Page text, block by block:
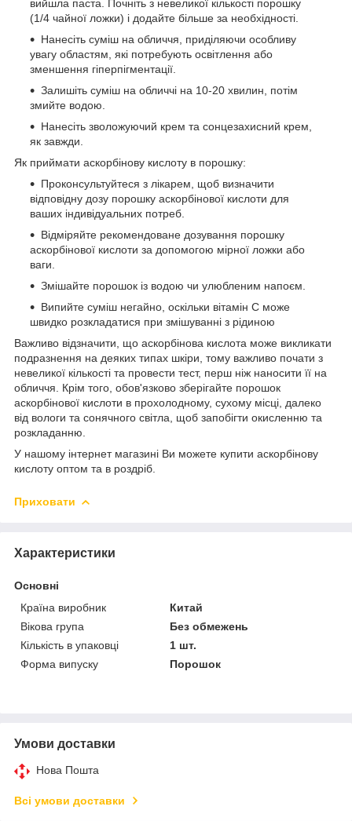
вийшла паста. Почніть з невеликої кількості порошку
(1/4 чайної ложки) і додайте більше за необхідності.
Нанесіть суміш на обличчя, приділяючи особливу
увагу областям, які потребують освітлення або
зменшення гіперпігментації.
Залишіть суміш на обличчі на 10-20 хвилин, потім
змийте водою.
Нанесіть зволожуючий крем та сонцезахисний крем,
як завжди.
Як приймати аскорбінову кислоту в порошку:
Проконсультуйтеся з лікарем, щоб визначити
відповідну дозу порошку аскорбінової кислоти для
ваших індивідуальних потреб.
Відміряйте рекомендоване дозування порошку
аскорбінової кислоти за допомогою мірної ложки або
ваги.
Змішайте порошок із водою чи улюбленим напоєм.
Випийте суміш негайно, оскільки вітамін С може
швидко розкладатися при змішуванні з рідиною
Важливо відзначити, що аскорбінова кислота може викликати
подразнення на деяких типах шкіри, тому важливо почати з
невеликої кількості та провести тест, перш ніж наносити її на
обличчя. Крім того, обов'язково зберігайте порошок
аскорбінової кислоти в прохолодному, сухому місці, далеко
від вологи та сонячного світла, щоб запобігти окисленню та
розкладанню.
У нашому інтернет магазині Ви можете купити аскорбінову
кислоту оптом та в роздріб.
Приховати
Характеристики
Основні
Країна виробник
Китай
Вікова група
Без обмежень
Кількість в упаковці
1 шт.
Форма випуску
Порошок
Умови доставки
Нова Пошта
Всі умови доставки